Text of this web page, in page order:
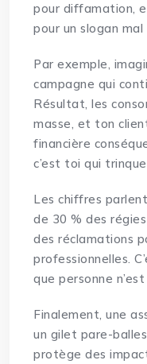
pour diffamation,
pour un slogan
Par exemple,
campagne qui
Résultat, les
masse, et ton
financière
c’est toi qui
Les chiffres
de 30 % des
des réclamations
professionnelles.
que personne n’est
Finalement, une
un gilet pare-
protège des